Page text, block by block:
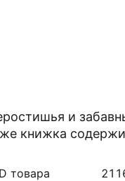
и
книжка
товара